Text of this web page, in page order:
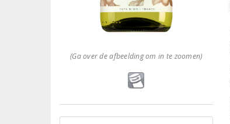
(Ga over de afbeelding om in te zoomen)